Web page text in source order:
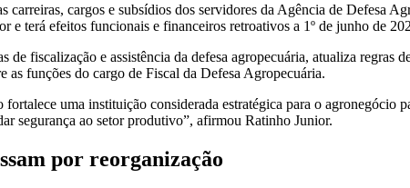
carreiras, cargos e subsídios dos servidores da Agência de Defesa
e terá efeitos funcionais e financeiros retroativos a 1º de junho de
de fiscalização e assistência da defesa agropecuária, atualiza
as funções do cargo de Fiscal da Defesa Agropecuária.
fortalece uma instituição considerada estratégica para o
segurança ao setor produtivo”, afirmou Ratinho Junior.
por reorganização